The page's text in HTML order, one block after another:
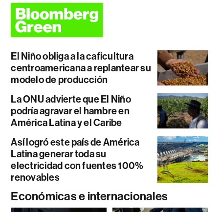
El Niño obliga a la caficultura
centroamericana a replantear su
modelo de producción
La ONU advierte que El Niño
podría agravar el hambre en
América Latina y el Caribe
Así logró este país de América
Latina generar toda su
electricidad con fuentes 100%
renovables
Económicas e internacionales